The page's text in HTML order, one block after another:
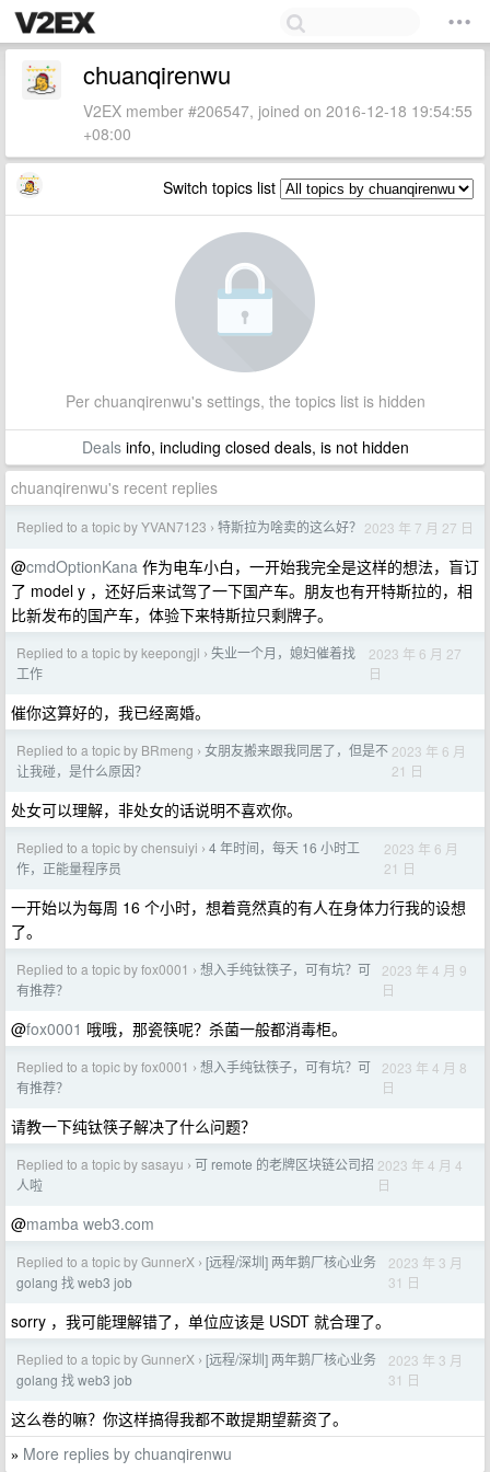
chuanqirenwu
V2EX member #206547, joined on 2016-12-18 19:54:55
+08:00
Switch topics list
Per chuanqirenwu's settings, the topics list is hidden
Dealsinfo, including closed deals, is not hidden
chuanqirenwu's recent replies
Replied to a topic by YVAN7123 › 特斯拉为啥卖的这么好？ 2023 年 7 月 27 日
@cmdOptionKana 作为电车小白，一开始我完全是这样的想法，盲订
了 model y ，还好后来试驾了一下国产车。朋友也有开特斯拉的，相
比新发布的国产车，体验下来特斯拉只剩牌子。
Replied to a topic by keepongjl › 失业一个月，媳妇催着找
工作
2023 年 6 月 27
日
催你这算好的，我已经离婚。
Replied to a topic by BRmeng › 女朋友搬来跟我同居了，但是不
让我碰，是什么原因？
2023 年 6 月
21 日
处女可以理解，非处女的话说明不喜欢你。
Replied to a topic by chensuiyi › 4 年时间，每天 16 小时工
作，正能量程序员
2023 年 6 月
21 日
一开始以为每周 16 个小时，想着竟然真的有人在身体力行我的设想
了。
Replied to a topic by fox0001 › 想入手纯钛筷子，可有坑？可
有推荐？
2023 年 4 月 9
日
@fox0001 哦哦，那瓷筷呢？杀菌一般都消毒柜。
Replied to a topic by fox0001 › 想入手纯钛筷子，可有坑？可
有推荐？
2023 年 4 月 8
日
请教一下纯钛筷子解决了什么问题？
Replied to a topic by sasayu › 可 remote 的老牌区块链公司招
人啦
2023 年 4 月 4
日
@mamba web3.com
Replied to a topic by GunnerX › [远程/深圳] 两年鹅厂核心业务
golang 找 web3 job
2023 年 3 月
31 日
sorry ，我可能理解错了，单位应该是 USDT 就合理了。
Replied to a topic by GunnerX › [远程/深圳] 两年鹅厂核心业务
golang 找 web3 job
2023 年 3 月
31 日
这么卷的嘛？你这样搞得我都不敢提期望薪资了。
» More replies by chuanqirenwu